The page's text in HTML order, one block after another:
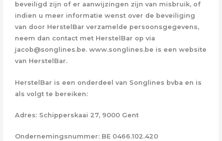
beveiligd zijn of er aanwijzingen zijn van misbruik, of
indien u meer informatie wenst over de beveiliging
van door HerstelBar verzamelde persoonsgegevens,
neem dan contact met HerstelBar op via
jacob@songlines.be. www.songlines.be is een website
van HerstelBar.
HerstelBar is een onderdeel van Songlines bvba en is
als volgt te bereiken:
Adres: Schipperskaai 27, 9000 Gent
Ondernemingsnummer: BE 0466.102.420